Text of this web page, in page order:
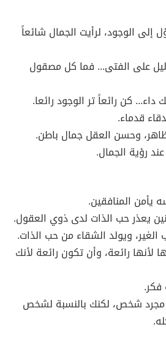
إلى الوجود، لرأيت الجمال شائعاً
على الفتى... فما كل مصقول
كن رائعاً تر الوجود رائعا.
قدماء.
وحسن العقل جمال باطن.
رؤية الجمال.
المنافقين.
يعذر حب الذات لدى ذوي العقول.
ويولد الشقاء من حب الذات.
لأنها رائعة، وأن تكون رائعة لأنك
فكر.
مجرد شخص، لكنك بالنسبة لشخص